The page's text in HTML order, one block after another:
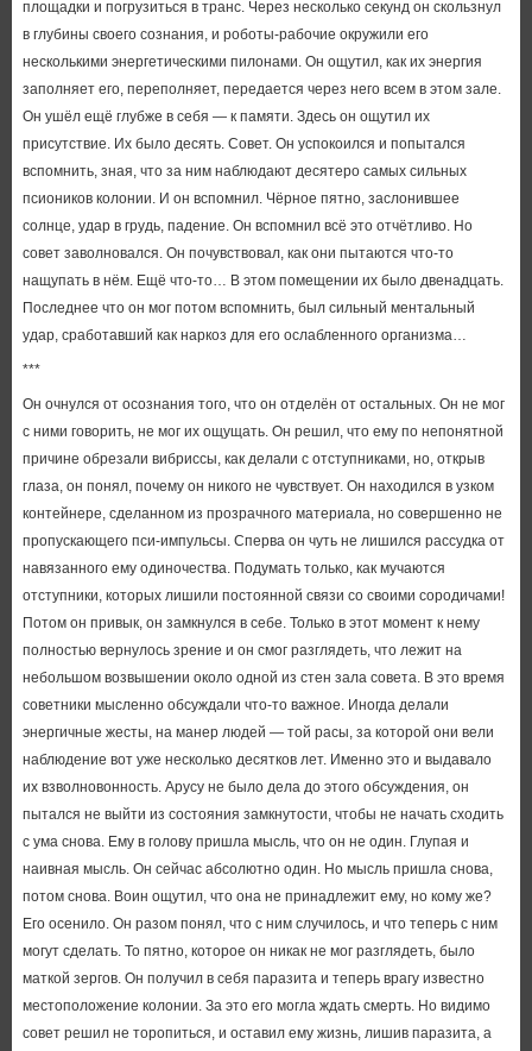
площадки и погрузиться в транс. Через несколько секунд он скользнул
в глубины своего сознания, и роботы-рабочие окружили его
несколькими энергетическими пилонами. Он ощутил, как их энергия
заполняет его, переполняет, передается через него всем в этом зале.
Он ушёл ещё глубже в себя — к памяти. Здесь он ощутил их
присутствие. Их было десять. Совет. Он успокоился и попытался
вспомнить, зная, что за ним наблюдают десятеро самых сильных
псиоников колонии. И он вспомнил. Чёрное пятно, заслонившее
солнце, удар в грудь, падение. Он вспомнил всё это отчётливо. Но
совет заволновался. Он почувствовал, как они пытаются что-то
нащупать в нём. Ещё что-то… В этом помещении их было двенадцать.
Последнее что он мог потом вспомнить, был сильный ментальный
удар, сработавший как наркоз для его ослабленного организма…
***
Он очнулся от осознания того, что он отделён от остальных. Он не мог
с ними говорить, не мог их ощущать. Он решил, что ему по непонятной
причине обрезали вибриссы, как делали с отступниками, но, открыв
глаза, он понял, почему он никого не чувствует. Он находился в узком
контейнере, сделанном из прозрачного материала, но совершенно не
пропускающего пси-импульсы. Сперва он чуть не лишился рассудка от
навязанного ему одиночества. Подумать только, как мучаются
отступники, которых лишили постоянной связи со своими сородичами!
Потом он привык, он замкнулся в себе. Только в этот момент к нему
полностью вернулось зрение и он смог разглядеть, что лежит на
небольшом возвышении около одной из стен зала совета. В это время
советники мысленно обсуждали что-то важное. Иногда делали
энергичные жесты, на манер людей — той расы, за которой они вели
наблюдение вот уже несколько десятков лет. Именно это и выдавало
их взволновонность. Арусу не было дела до этого обсуждения, он
пытался не выйти из состояния замкнутости, чтобы не начать сходить
с ума снова. Ему в голову пришла мысль, что он не один. Глупая и
наивная мысль. Он сейчас абсолютно один. Но мысль пришла снова,
потом снова. Воин ощутил, что она не принадлежит ему, но кому же?
Его осенило. Он разом понял, что с ним случилось, и что теперь с ним
могут сделать. То пятно, которое он никак не мог разглядеть, было
маткой зергов. Он получил в себя паразита и теперь врагу известно
местоположение колонии. За это его могла ждать смерть. Но видимо
совет решил не торопиться, и оставил ему жизнь, лишив паразита, а